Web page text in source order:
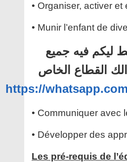
• Organiser, activer
• Munir l’enfant de
ليكم فيه جميع
القطاع الخاص
https://
• Communiquer avec
• Développer des
Les pré-requis de